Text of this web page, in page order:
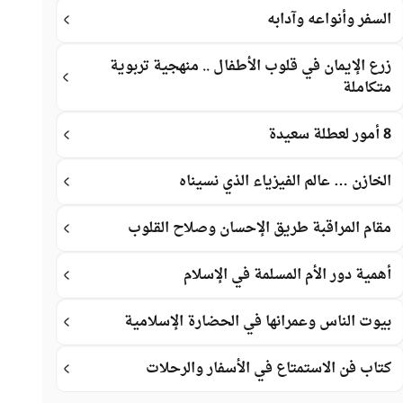
السفر وأنواعه وآدابه
زرع الإيمان في قلوب الأطفال .. منهجية تربوية
متكاملة
8 أمور لعطلة سعيدة
الخازن … عالم الفيزياء الذي نسيناه
مقام المراقبة طريق الإحسان وصلاح القلوب
أهمية دور الأم المسلمة في الإسلام
بيوت الناس وعمرانها في الحضارة الإسلامية
كتاب فن الاستمتاع في الأسفار والرحلات